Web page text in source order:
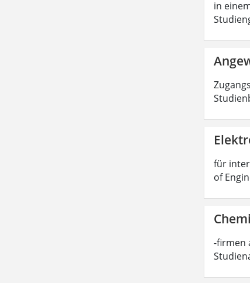
in
für
of
-firmen